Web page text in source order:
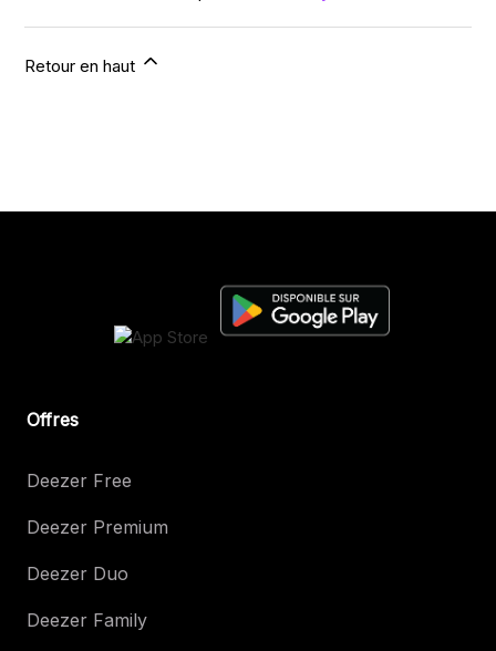
Retour en haut
Offres
Deezer Free
Deezer Premium
Deezer Duo
Deezer Family